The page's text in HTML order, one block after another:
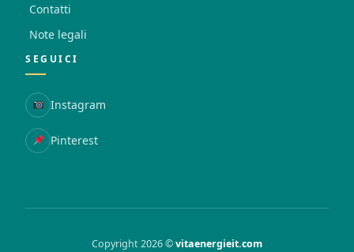
Contatti
Note legali
SEGUICI
Instagram
Pinterest
Copyright 2026 ©vitaenergieit.com